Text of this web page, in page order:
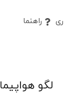
راهنما
لگو هواپیما